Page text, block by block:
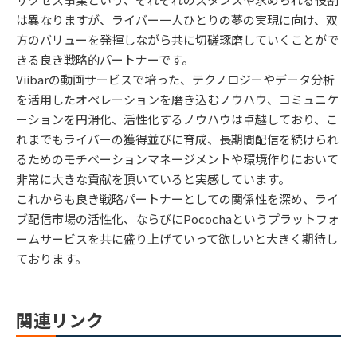
は異なりますが、ライバー一人ひとりの夢の実現に向け、双
方のバリューを発揮しながら共に切磋琢磨していくことがで
きる良き戦略的パートナーです。
Viibarの動画サービスで培った、テクノロジーやデータ分析
を活用したオペレーションを磨き込むノウハウ、コミュニケ
ーションを円滑化、活性化するノウハウは卓越しており、こ
れまでもライバーの獲得並びに育成、長期間配信を続けられ
るためのモチベーションマネージメントや環境作りにおいて
非常に大きな貢献を頂いていると実感しています。
これからも良き戦略パートナーとしての関係性を深め、ライ
ブ配信市場の活性化、ならびにPocochaというプラットフォ
ームサービスを共に盛り上げていって欲しいと大きく期待し
ております。
関連リンク